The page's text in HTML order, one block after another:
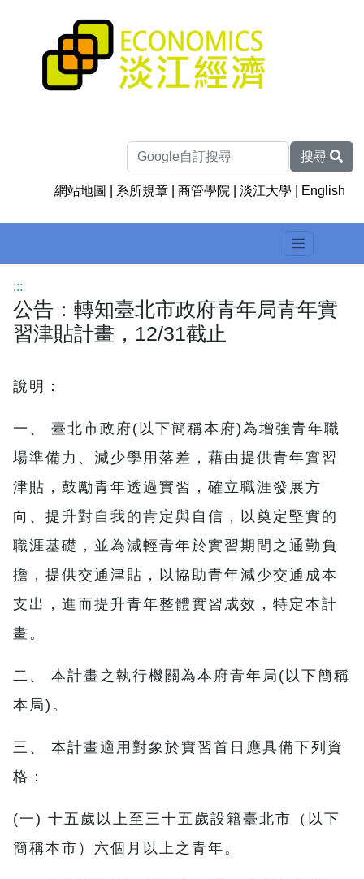
搜尋
網站地圖 系所規章 |商管學院 |淡江大學 English
:::
公告：轉知臺北市政府青年局青年實
習津貼計畫，12/31截止
說明：
一、 臺北市政府(以下簡稱本府)為增強青年職
場準備力、減少學用落差，藉由提供青年實習
津貼，鼓勵青年透過實習，確立職涯發展方
向、提升對自我的肯定與自信，以奠定堅實的
職涯基礎，並為減輕青年於實習期間之通勤負
擔，提供交通津貼，以協助青年減少交通成本
支出，進而提升青年整體實習成效，特定本計
畫。
二、 本計畫之執行機關為本府青年局(以下簡稱
本局)。
三、 本計畫適用對象於實習首日應具備下列資
格：
(一) 十五歲以上至三十五歲設籍臺北市（以下
簡稱本市）六個月以上之青年。